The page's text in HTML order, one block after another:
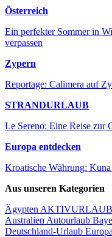
Österreich
Ein perfekter Sommer in
verpassen
Zypern
Reportage: Calimera auf
STRANDURLAUB
Le Sereno: Eine Reise zur
Europa entdecken
Kroatische Währung:
Aus unseren Kategorien
Ägypten AKTIVURLAUB
Australien Autourlaub
Deutschland-Urlaub